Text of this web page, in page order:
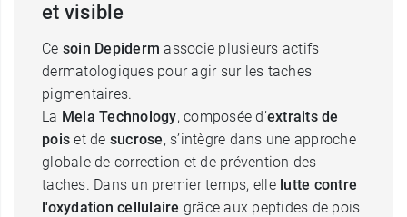
et visible
Ce soin Depiderm associe plusieurs actifs
dermatologiques pour agir sur les taches
pigmentaires.
La Mela Technology, composée d’extraits de
pois et de sucrose, s’intègre dans une approche
globale de correction et de prévention des
taches. Dans un premier temps, elle lutte contre
l'oxydation cellulaire grâce aux peptides de pois